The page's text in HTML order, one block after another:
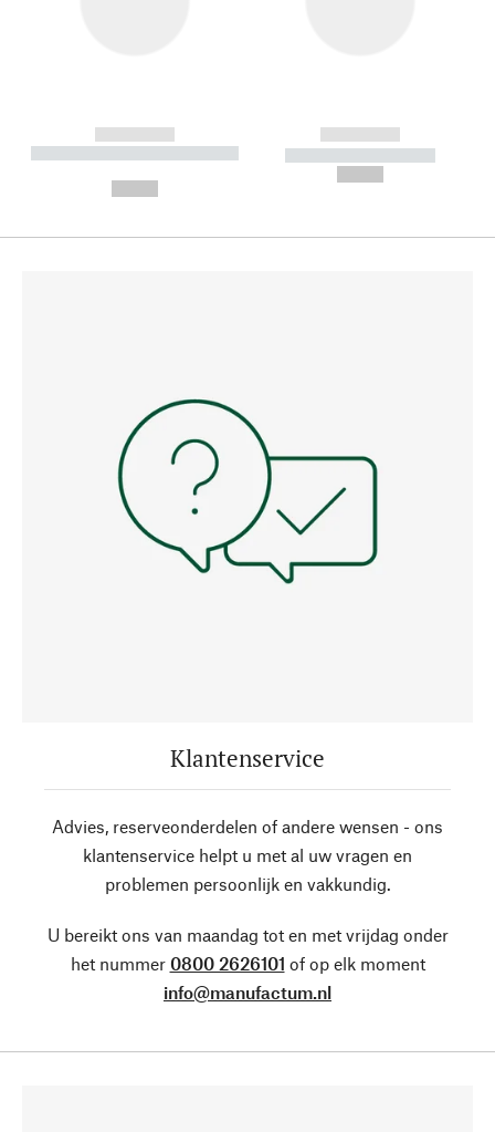
------------
----------- ----------- --------
------------
----------- -----------
Klantenservice
Advies, reserveonderdelen of andere wensen - ons
klantenservice helpt u met al uw vragen en
problemen persoonlijk en vakkundig.
U bereikt ons van maandag tot en met vrijdag onder
het nummer 0800 2626101 of op elk moment
info@manufactum.nl